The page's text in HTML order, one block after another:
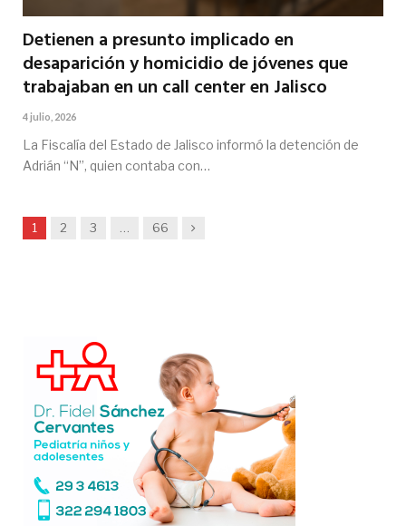
Detienen a presunto implicado en
desaparición y homicidio de jóvenes que
trabajaban en un call center en Jalisco
4 julio, 2026
La Fiscalía del Estado de Jalisco informó la detención de
Adrián “N”, quien contaba con…
1 2 3 66 Siguiente